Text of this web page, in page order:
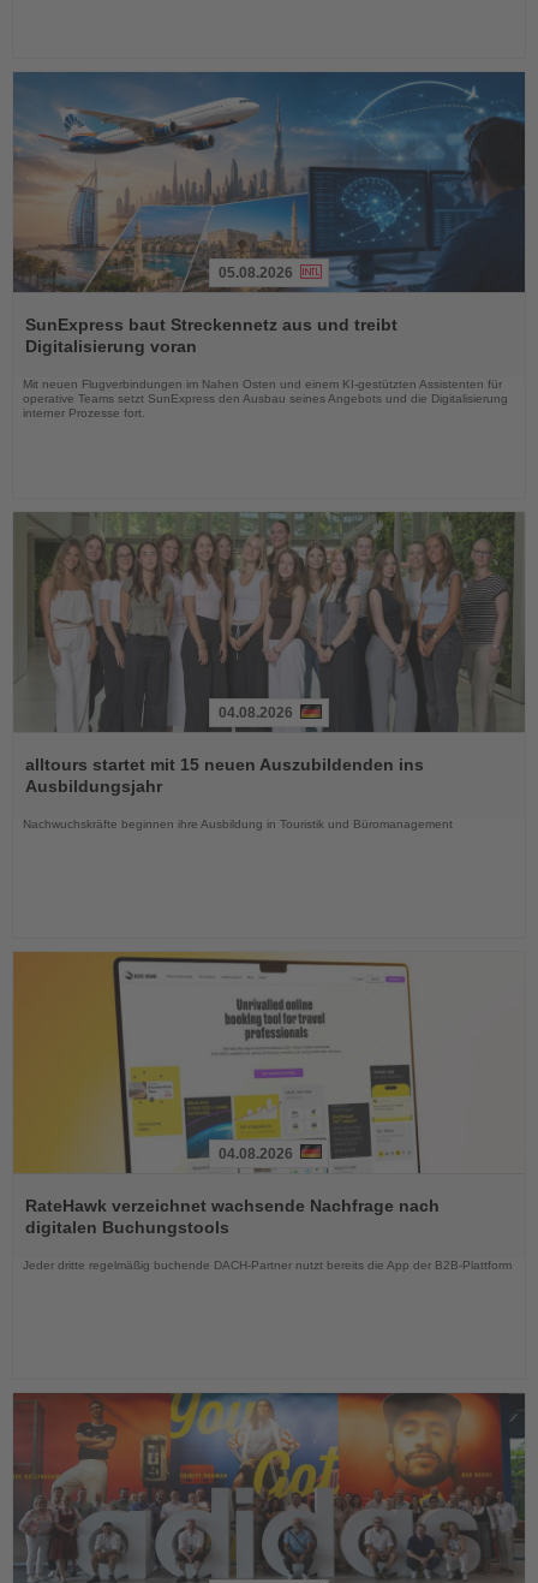
Sie
die
Nachrichten
05.08.2026
SunExpress baut Streckennetz aus und treibt
Digitalisierung voran
Mit neuen Flugverbindungen im Nahen Osten und einem KI-gestützten Assistenten für
operative Teams setzt SunExpress den Ausbau seines Angebots und die Digitalisierung
interner Prozesse fort.
Sie
die
04.08.2026
alltours startet mit 15 neuen Auszubildenden ins
Ausbildungsjahr
Nachwuchskräfte beginnen ihre Ausbildung in Touristik und Büromanagement
Sie
die
Nachrichten
04.08.2026
RateHawk verzeichnet wachsende Nachfrage nach
digitalen Buchungstools
Jeder dritte regelmäßig buchende DACH-Partner nutzt bereits die App der B2B-Plattform